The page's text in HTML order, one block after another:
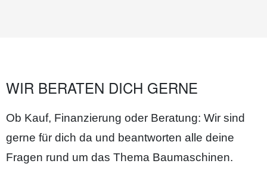
WIR BERATEN DICH GERNE
Ob Kauf, Finanzierung oder Beratung: Wir sind
gerne für dich da und beantworten alle deine
Fragen rund um das Thema Baumaschinen.